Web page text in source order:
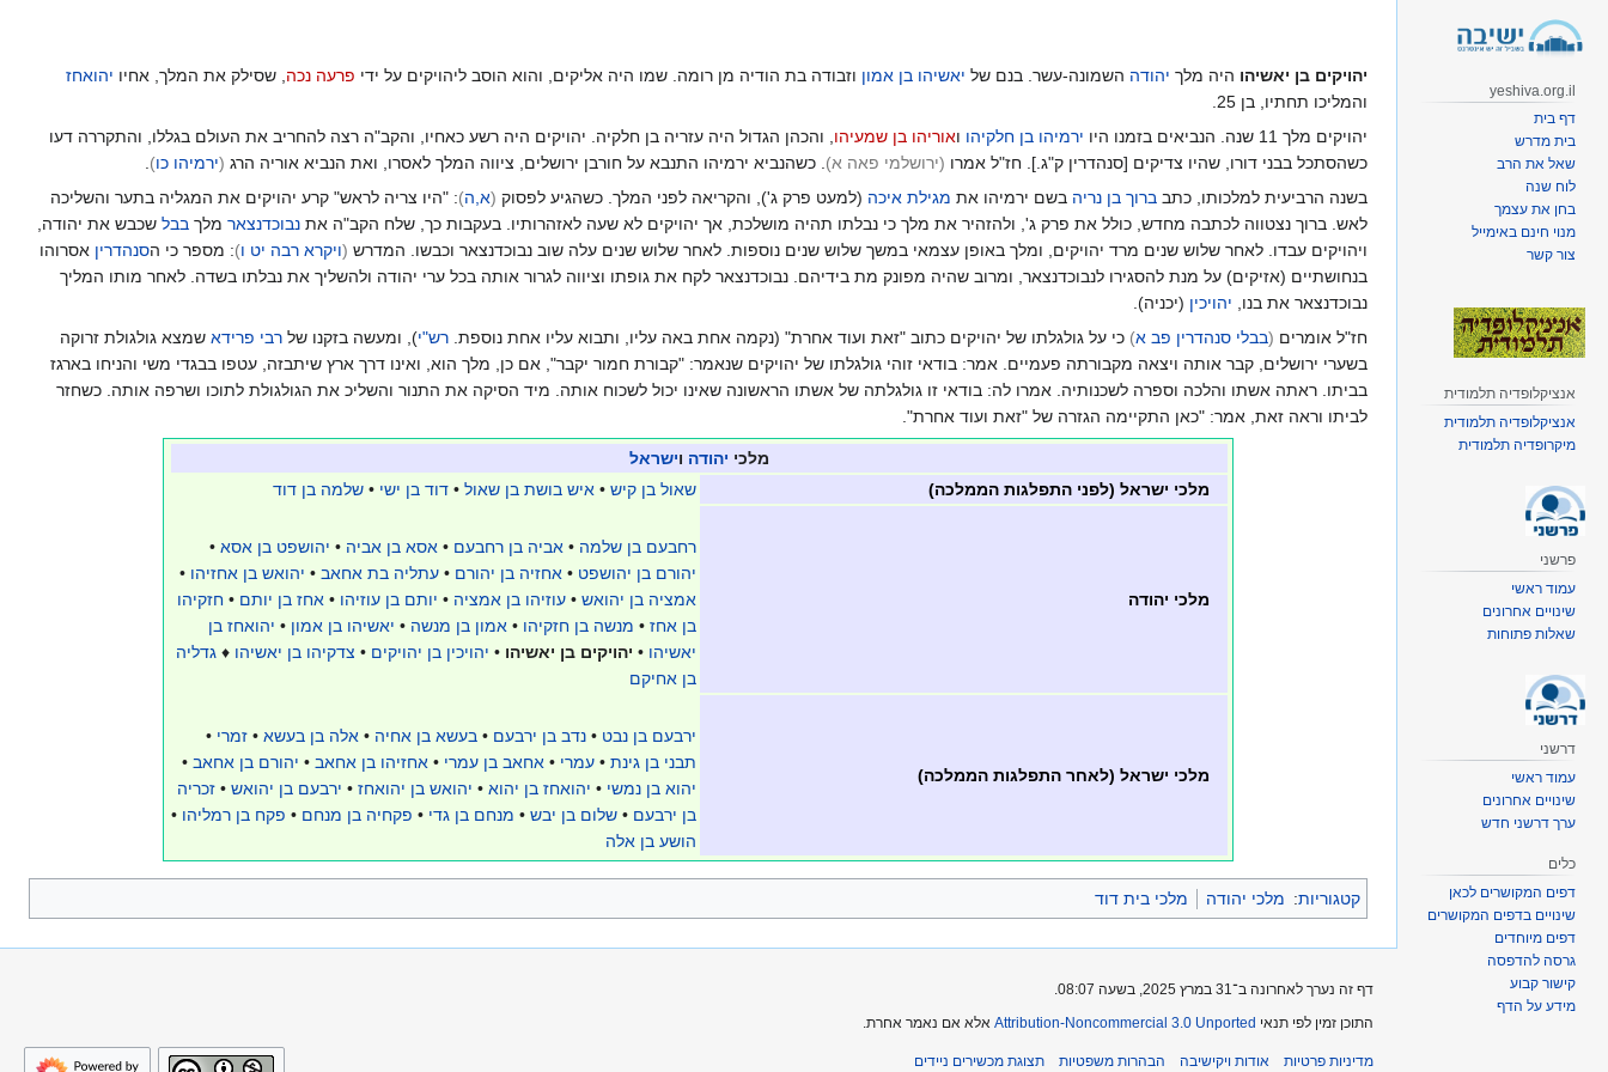
יהויקים בן יאשיהו היה מלך יהודה השמונה-עשר. בנם של יאשיהו בן אמון וזבודה בת הודיה מן רומה. שמו היה אליקים, והוא הוסב ליהויקים על ידי פרעה נכה, שסילק את המלך, אחיו יהואחז
והמליכו תחתיו, בן 25.
יהויקים מלך 11 שנה. הנביאים בזמנו היו
ירמיהו בן חלקיהו ואוריהו בן שמעיהו, והכהן הגדול היה עזריה בן חלקיה. יהויקים היה רשע כאחיו, והקב"ה רצה להחריב את העולם בגללו, והתקררה דעו
כשהסתכל בבני דורו, שהיו צדיקים [סנהדרין ק"ג.]. חז"ל אמרו (ירושלמי פאה א). כשהנביא ירמיהו התנבא על חורבן ירושלים, ציווה המלך לאסרו, ואת הנביא אוריה הרג (ירמיהו כו)
.
בשנה הרביעית למלכותו, כתב ברוך בן נריה בשם ירמיהו את מגילת איכה (למעט פרק ג'), והקריאה לפני המלך. כשהגיע לפסוק (א,ה): "היו צריה לראש" קרע יהויקים את המגליה בתער והשליכה
לאש. ברוך נצטווה לכתבה מחדש, כולל את פרק ג', ולהזהיר את מלך כי נבלתו תהיה מושלכת, אך יהויקים לא שעה לאזהרותיו. בעקבות כך, שלח הקב"ה את נבוכדנצאר מלך בבל שכבש את יהודה,
ויהויקים עבדו. לאחר שלוש שנים מרד יהויקים, ומלך באופן עצמאי במשך שלוש שנים נוספות. לאחר שלוש שנים עלה שוב נבוכדנצאר וכבשו. המדרש (ויקרא רבה יט ו): מספר כי הסנהדרין אסרוהו
בנחושתיים (אזיקים) על מנת להסגירו לנבוכדנצאר, ומרוב שהיה מפונק מת בידיהם. נבוכדנצאר לקח את גופתו וציווה לגרור אותה בכל ערי יהודה ולהשליך את נבלתו בשדה. לאחר מותו המליך
נבוכדנצאר את בנו, יהויכין (יכניה).
חז"ל אומרים (בבלי סנהדרין פב א) כי על גולגלתו של יהויקים כתוב "זאת ועוד אחרת" (נקמה אחת באה עליו, ותבוא עליו אחת נוספת. רש"י), ומעשה בזקנו של רבי פרידא שמצא גולגולת זרוקה
בשערי ירושלים, קבר אותה ויצאה מקבורתה פעמיים. אמר: בודאי זוהי גולגלתו של יהויקים שנאמר: "קבורת חמור יקבר", אם כן, מלך הוא, ואינו דרך ארץ שיתבזה, עטפו בבגדי משי והניחו בארגז
בביתו. ראתה אשתו והלכה וספרה לשכנותיה. אמרו לה: בודאי זו גולגלתה של אשתו הראשונה שאינו יכול לשכוח אותה. מיד הסיקה את התנור והשליכ את הגולגולת לתוכו ושרפה אותה. כשחזר
לביתו וראה זאת, אמר: "כאן התקיימה הגזרה של "זאת ועוד אחרת".
מלכי יהודה וישראל
מלכי ישראל (לפני התפלגות הממלכה)
שאול בן קיש • איש בושת בן שאול • דוד בן ישי • שלמה בן דוד
מלכי יהודה
רחבעם בן שלמה • אביה בן רחבעם • אסא בן אביה • יהושפט בן אסא •
יהורם בן יהושפט • אחזיה בן יהורם • עתליה בת אחאב • יהואש בן אחזיהו •
אמציה בן יהואש • עוזיהו בן אמציה • יותם בן עוזיהו • אחז בן יותם • חזקיהו
בן אחז • מנשה בן חזקיהו • אמון בן מנשה • יאשיהו בן אמון • יהואחז בן
יאשיהו • יהויקים בן יאשיהו • יהויכין בן יהויקים • צדקיהו בן יאשיהו ♦ גדליה
בן אחיקם
מלכי ישראל (לאחר התפלגות הממלכה)
ירבעם בן נבט • נדב בן ירבעם • בעשא בן אחיה • אלה בן בעשא • זמרי •
תבני בן גינת • עמרי • אחאב בן עמרי • אחזיהו בן אחאב • יהורם בן אחאב •
יהוא בן נמשי • יהואחז בן יהוא • יהואש בן יהואחז • ירבעם בן יהואש • זכריה
בן ירבעם • שלום בן יבש • מנחם בן גדי • פקחיה בן מנחם • פקח בן רמליהו •
הושע בן אלה
קטגוריות: מלכי יהודה מלכי בית דוד
yeshiva.org.il
דף בית
בית מדרש
שאל את הרב
לוח שנה
בחן את עצמך
מנוי חינם באימייל
צור קשר
אנציקלופדיה תלמודית
אנציקלופדיה תלמודית
מיקרופדיה תלמודית
פרשני
עמוד ראשי
שינויים אחרונים
שאלות פתוחות
דרשני
עמוד ראשי
שינויים אחרונים
ערך דרשני חדש
כלים
דפים המקושרים לכאן
שינויים בדפים המקושרים
דפים מיוחדים
גרסה להדפסה
קישור קבוע
מידע על הדף
דף זה נערך לאחרונה ב־31 במרץ 2025, בשעה 08:07.
התוכן זמין לפי תנאי Attribution-Noncommercial 3.0 Unported אלא אם נאמר אחרת.
מדיניות פרטיות אודות ויקישיבה הבהרות משפטיות תצוגת מכשירים ניידים